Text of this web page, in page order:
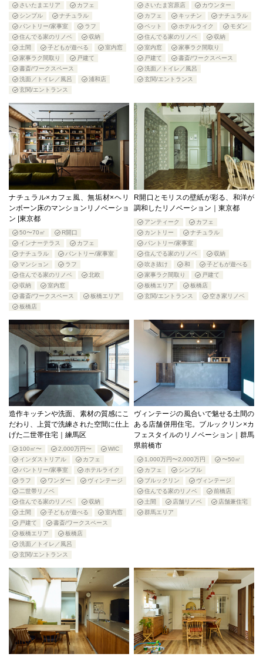
さいたまエリア
カフェ
シンプル
ナチュラル
パントリー/家事室
ラフ
住んでる家のリノベ
収納
土間
子どもが遊べる
室内窓
家事ラク間取り
戸建て
書斎/ワークスペース
洗面／トイレ／風呂
浦和店
玄関/エントランス
さいたま宮原店
カウンター
カフェ
キッチン
ナチュラル
ペット
ホテルライク
モダン
住んでる家のリノベ
収納
室内窓
家事ラク間取り
戸建て
書斎/ワークスペース
洗面／トイレ／風呂
玄関/エントランス
ナチュラル×カフェ風、無垢材×ヘリ
ンボーン床のマンションリノベーショ
ン |東京都
50〜70㎡
R開口
インナーテラス
カフェ
ナチュラル
パントリー/家事室
マンション
ラフ
住んでる家のリノベ
北欧
収納
室内窓
書斎/ワークスペース
板橋エリア
板橋店
R開口とモリスの壁紙が彩る、和洋が
調和したリノベーション｜東京都
アンティーク
カフェ
カントリー
ナチュラル
パントリー/家事室
住んでる家のリノベ
収納
吹き抜け
和
子どもが遊べる
家事ラク間取り
戸建て
板橋エリア
板橋店
玄関/エントランス
空き家リノベ
造作キッチンや洗面、素材の質感にこ
だわり、上質で洗練された空間に仕上
げた二世帯住宅｜練馬区
100㎡〜 2,000万円〜
WIC
インダストリアル
カフェ
パントリー/家事室
ホテルライク
ラフ
ワンダー
ヴィンテージ
二世帯リノベ
住んでる家のリノベ
収納
土間
子どもが遊べる
室内窓
戸建て
書斎/ワークスペース
板橋エリア
板橋店
洗面／トイレ／風呂
玄関/エントランス
ヴィンテージの風合いで魅せる土間の
ある店舗併用住宅。ブルックリン×カ
フェスタイルのリノベーション｜群馬
県前橋市
1,000万円〜2,000万円
〜50㎡
カフェ
シンプル
ブルックリン
ヴィンテージ
住んでる家のリノベ
前橋店
土間
店舗リノベ
店舗兼住宅
群馬エリア